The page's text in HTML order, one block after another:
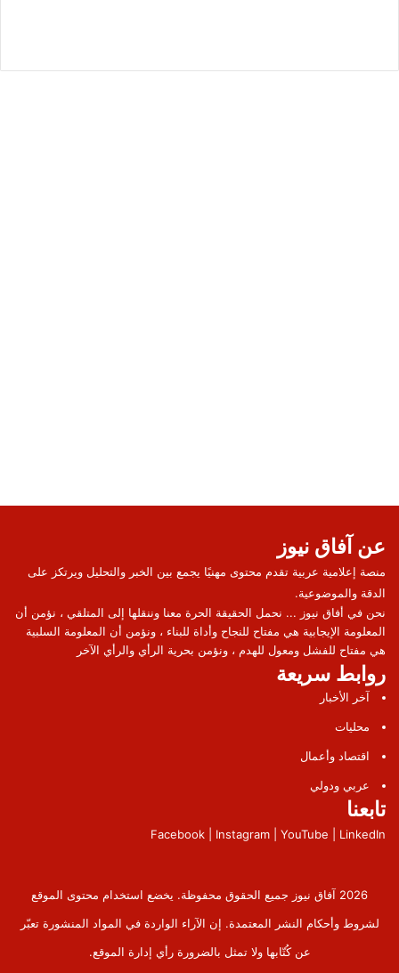
عن آفاق نيوز
منصة إعلامية عربية تقدم محتوى مهنيًا يجمع بين الخبر والتحليل ويرتكز على
الدقة والموضوعية.
نحن في أفاق نيوز ... نحمل الحقيقة الحرة معنا وننقلها إلى المتلقي ، نؤمن أن
المعلومة الإيجابية هي مفتاح للنجاح وأداة للبناء ، ونؤمن أن المعلومة السلبية
هي مفتاح للفشل ومعول للهدم ، ونؤمن بحرية الرأي والرأي الآخر
روابط سريعة
آخر الأخبار
محليات
اقتصاد وأعمال
عربي ودولي
تابعنا
Facebook | Instagram | YouTube | LinkedIn
2026 آفاق نيوز جميع الحقوق محفوظة. يخضع استخدام محتوى الموقع
لشروط وأحكام النشر المعتمدة. إن الآراء الواردة في المواد المنشورة تعبّر
عن كُتّابها ولا تمثل بالضرورة رأي إدارة الموقع.